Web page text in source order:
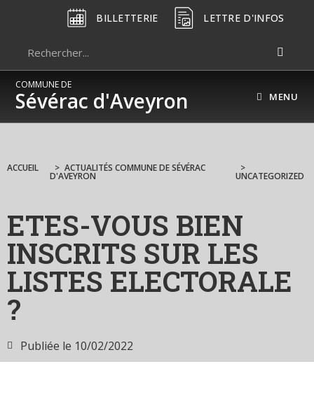
BILLETTERIE LETTRE D'INFOS
COMMUNE DE
Sévérac d'Aveyron MENU
ACCUEIL > ACTUALITÉS COMMUNE DE SÉVÉRAC
D'AVEYRON
>
UNCATEGORIZED
ETES-VOUS BIEN
INSCRITS SUR LES
LISTES ELECTORALE
?
Publiée le 10/02/2022